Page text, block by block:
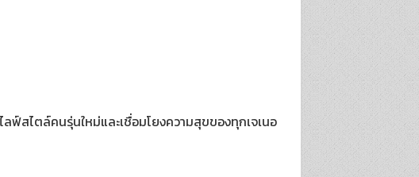
ฟ์สไตล์คนรุ่นใหม่และเชื่อมโยงความสุขของทุกเจเนอ